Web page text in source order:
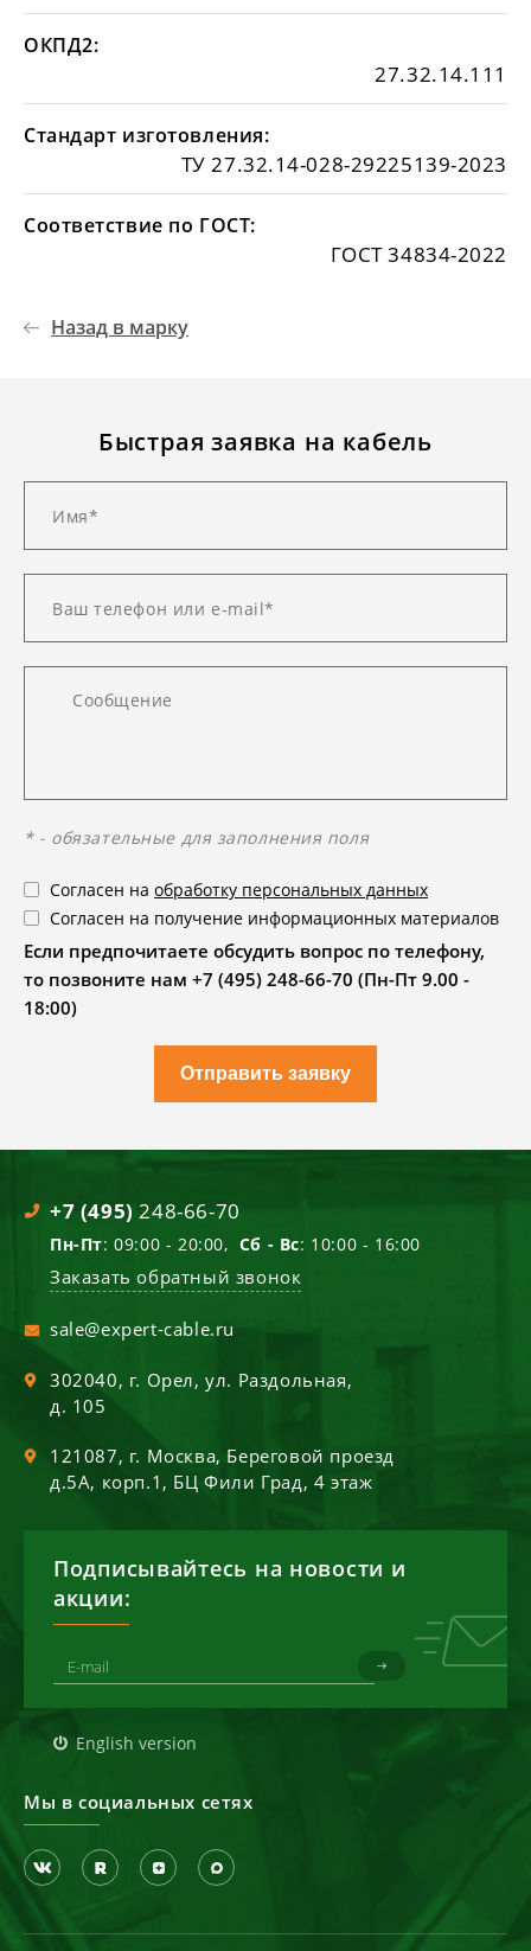
ОКПД2:
27.32.14.111
Стандарт изготовления:
ТУ 27.32.14-028-29225139-2023
Соответствие по ГОСТ:
ГОСТ 34834-2022
Назад в марку
Быстрая заявка на кабель
* - обязательные для заполнения поля
Согласен на обработку персональных данных
Согласен на получение информационных материалов
Если предпочитаете обсудить вопрос по телефону,
то позвоните нам +7 (495) 248-66-70 (Пн-Пт 9.00 -
18:00)
Отправить заявку
+7 (495) 248-66-70
Пн-Пт: 09:00 - 20:00, Сб - Вс: 10:00 - 16:00
Заказать обратный звонок
sale@expert-cable.ru
302040, г. Орел,ул. Раздольная,
д. 105
121087, г. Москва, Береговой проезд
д.5А, корп.1, БЦ Фили Град, 4 этаж
Подписывайтесь на новости и
акции:
English version
Мы в социальных сетях